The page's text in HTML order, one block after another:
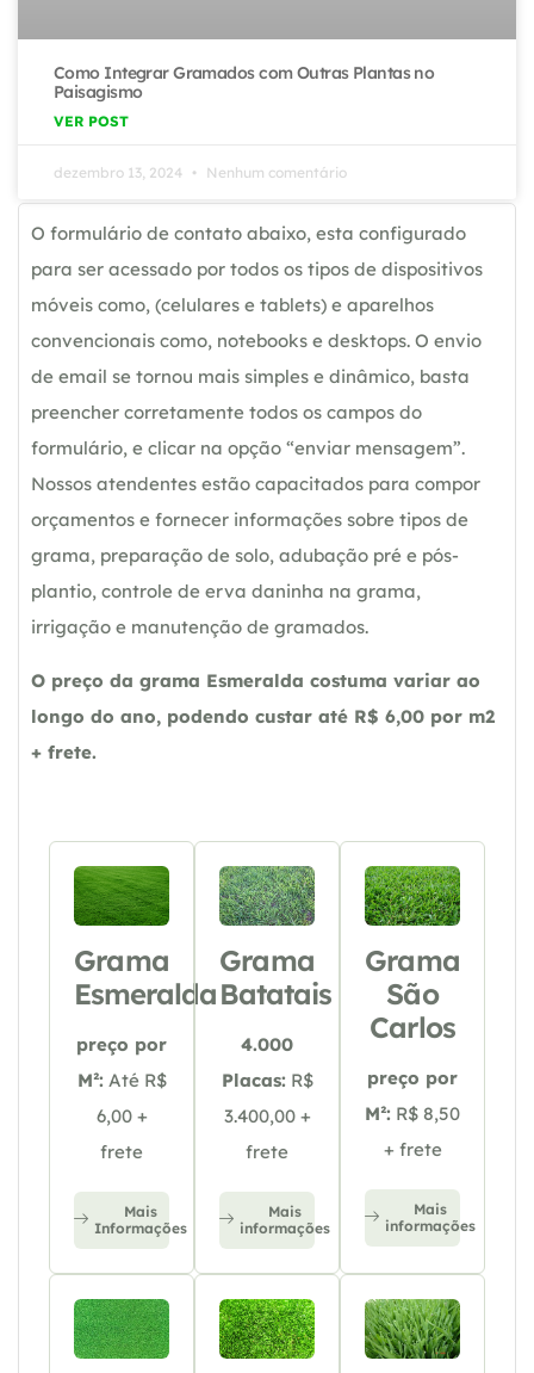
Como Integrar Gramados com Outras Plantas no
Paisagismo
VER POST
dezembro 13, 2024 Nenhum comentário
O formulário de contato abaixo, esta configurado
para ser acessado por todos os tipos de dispositivos
móveis como, (celulares e tablets) e aparelhos
convencionais como, notebooks e desktops. O envio
de email se tornou mais simples e dinâmico, basta
preencher corretamente todos os campos do
formulário, e clicar na opção “enviar mensagem”.
Nossos atendentes estão capacitados para compor
orçamentos e fornecer informações sobre tipos de
grama, preparação de solo, adubação pré e pós-
plantio, controle de erva daninha na grama,
irrigação e manutenção de gramados.
O preço da grama Esmeralda costuma variar ao
longo do ano, podendo custar até R$ 6,00 por m2
+ frete.
Grama
Esmeralda
preço por
M²: Até R$
6,00 +
frete
Mais
Informações
Grama
Batatais
4.000
Placas: R$
3.400,00 +
frete
Mais
informações
Grama
São
Carlos
preço por
M²: R$ 8,50
+ frete
Mais
informações